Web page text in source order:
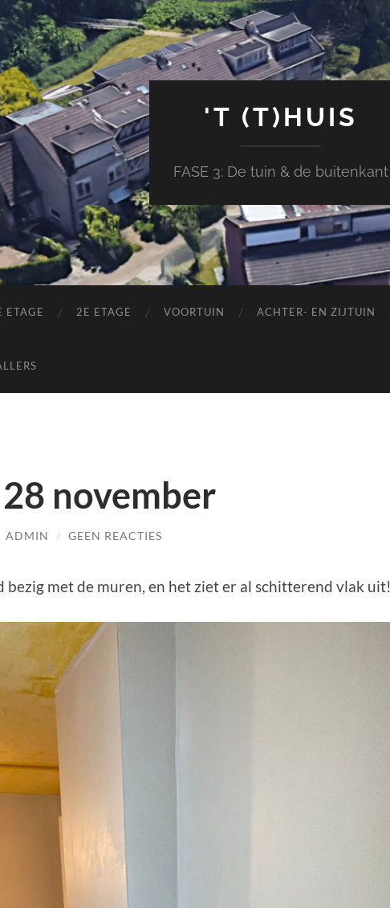
'T (T)HUIS
FASE 3: De tuin & de buitenkant
ETAGE 2E ETAGE VOORTUIN ACHTER- EN ZIJTUIN
november
ADMIN / GEEN REACTIES
bezig met de muren, en het ziet er al schitterend vlak uit!